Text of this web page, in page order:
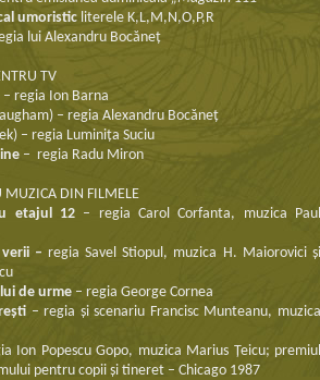
umoristic literele K,L,M,N,O,P,R
lui Alexandru Bocăneț
TV
– regia Ion Barna
– regia Alexandru Bocăneț
– regia Luminița Suciu
– regia Radu Miron
MUZICA DIN FILMELE
etajul 12 – regia Carol Corfanta, muzica Paul
– regia Savel Stiopul, muzica H. Maiorovici
de urme – regia George Cornea
– regia și scenariu Francisc Munteanu,
Ion Popescu Gopo, muzica Marius Țeicu; premiul
pentru copii și tineret – Chicago 1987